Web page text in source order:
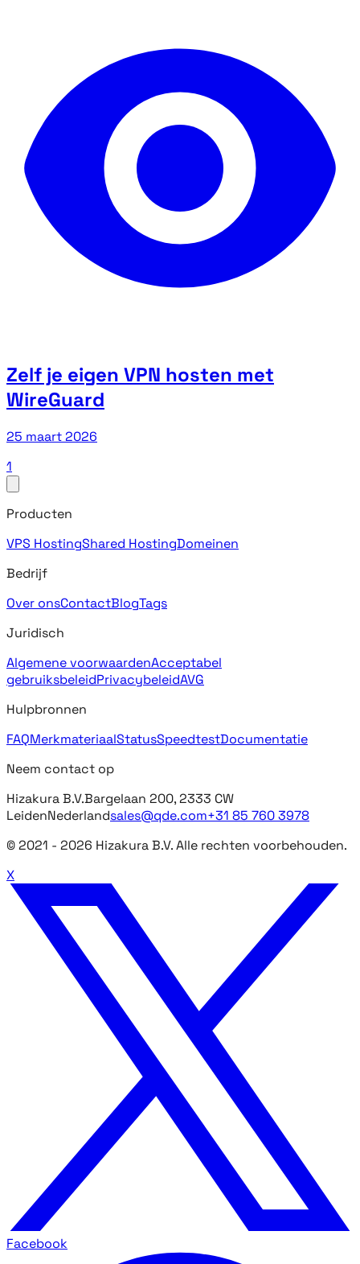
Zelf je eigen VPN hosten met
WireGuard
25 maart 2026
1
Producten
VPS HostingShared HostingDomeinen
Bedrijf
Over onsContactBlogTags
Juridisch
Algemene voorwaardenAcceptabel
gebruiksbeleidPrivacybeleidAVG
Hulpbronnen
FAQMerkmateriaalStatusSpeedtestDocumentatie
Neem contact op
Hizakura B.V.Bargelaan 200, 2333 CW
LeidenNederlandsales@qde.com+31 85 760 3978
© 2021 - 2026 Hizakura B.V. Alle rechten voorbehouden.
X
Facebook